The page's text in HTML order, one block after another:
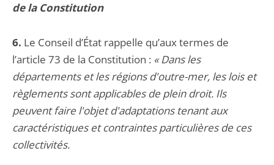
de la Constitution
6. Le Conseil d’État rappelle qu’aux termes de
l’article 73 de la Constitution : « Dans les
départements et les régions d'outre-mer, les lois et
règlements sont applicables de plein droit. Ils
peuvent faire l'objet d'adaptations tenant aux
caractéristiques et contraintes particulières de ces
collectivités.